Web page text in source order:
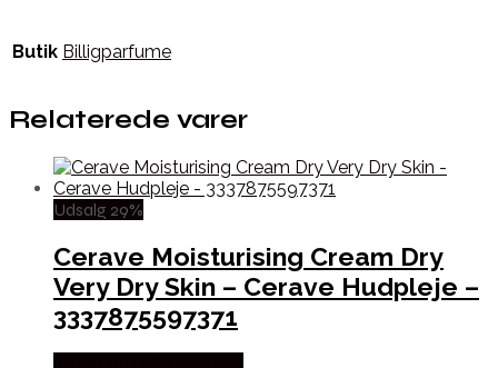
Butik Billigparfume
Relaterede varer
Udsalg 29%
Cerave Moisturising Cream Dry
Very Dry Skin – Cerave Hudpleje –
3337875597371